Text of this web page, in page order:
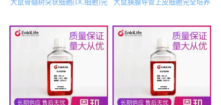
大鼠骨髓树突状细胞(DC细胞)完 大鼠胰腺导管上皮细胞完全培养